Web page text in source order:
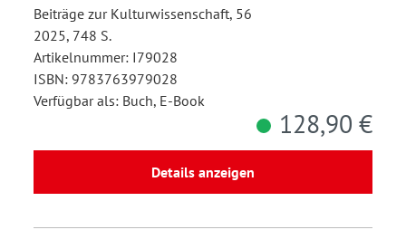
Beiträge zur Kulturwissenschaft, 56
2025, 748 S.
Artikelnummer: I79028
ISBN: 9783763979028
Verfügbar als: Buch, E-Book
128,90 €
Details anzeigen